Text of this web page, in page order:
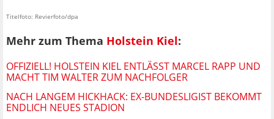
Titelfoto: Revierfoto/dpa
Mehr zum Thema Holstein Kiel:
OFFIZIELL! HOLSTEIN KIEL ENTLÄSST MARCEL RAPP UND
MACHT TIM WALTER ZUM NACHFOLGER
NACH LANGEM HICKHACK: EX-BUNDESLIGIST BEKOMMT
ENDLICH NEUES STADION